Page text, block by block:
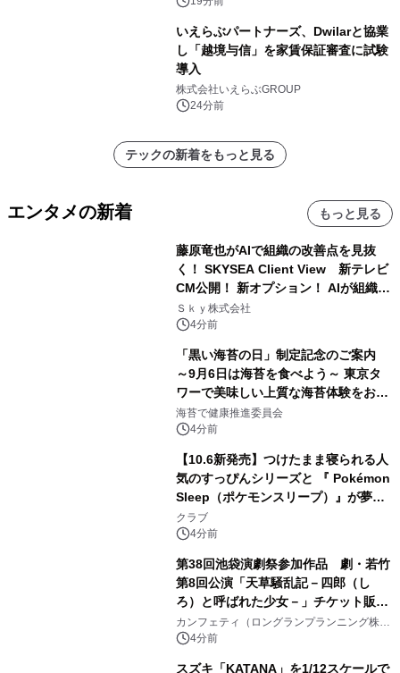
いえらぶパートナーズ、Dwilarと協業
し「越境与信」を家賃保証審査に試験
導入
株式会社いえらぶGROUP
24分前
テックの新着をもっと見る
エンタメの新着 もっと見る
藤原竜也がAIで組織の改善点を見抜
く！ SKYSEA Client View 新テレビ
CM公開！ 新オプション！ AIが組織の
業務実態を分析し労務改善を支援。 藤
原竜也メイキング動画公開 「もしAIが
る自信がある」「昨年の夏はカブトム
シを捕まえたり、虫と戦ったり…」
Ｓｋｙ株式会社
4分前
「黒い海苔の日」制定記念のご案内
～9月6日は海苔を食べよう～ 東京タ
ワーで美味しい上質な海苔体験をお届
けします！
海苔で健康推進委員会
4分前
【10.6新発売】つけたまま寝られる人
気のすっぴんシリーズと 『 Pokémon
Sleep（ポケモンスリープ）』が夢の
コラボレーション！
クラブ
4分前
第38回池袋演劇祭参加作品 劇・若竹
第8回公演「天草騒乱記－四郎（し
ろ）と呼ばれた少女－」チケット販売
開始
カンフェティ（ロングランプランニング株式
会社）
4分前
スズキ「KATANA」を1/12スケールで